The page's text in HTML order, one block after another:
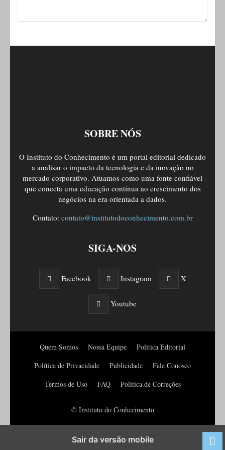
SOBRE NÓS
O Instituto do Conhecimento é um portal editorial dedicado
a analisar o impacto da tecnologia e da inovação no
mercado corporativo. Atuamos como uma fonte confiável
que conecta uma educação contínua ao crescimento dos
negócios na era orientada a dados.
Contato: contato@institutodoconhecimento.com.br
SIGA-NOS
Facebook Instagram X
Youtube
Quem Somos Nossa Equipe
Politica Editorial
Política de Privacidade
Publicidade
Fale Conosco
Termos de Uso
FAQ Política de Correções
© Instituto do Conhecimento
Sair da versão mobile